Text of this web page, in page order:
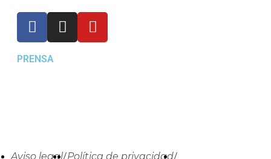
PRENSA
Aviso legal/Política de privacidad/